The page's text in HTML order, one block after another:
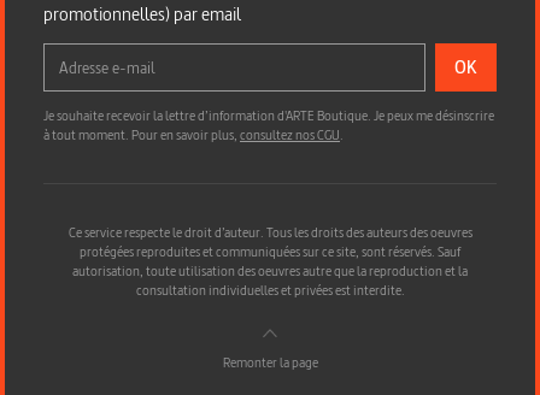
promotionnelles) par email
OK
Je souhaite recevoir la lettre d’information d'ARTE Boutique. Je peux me désinscrire
à tout moment. Pour en savoir plus,consultez nos CGU.
Ce service respecte le droit d’auteur. Tous les droits des auteurs des oeuvres
protégées reproduites et communiquées sur ce site, sont réservés. Sauf
autorisation, toute utilisation des oeuvres autre que la reproduction et la
consultation individuelles et privées est interdite.
Remonter la page